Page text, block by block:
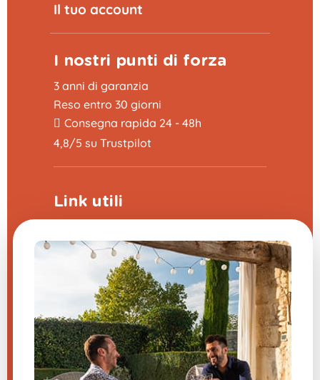
Il tuo account
I nostri punti di forza
3 anni di garanzia
Reso entro 30 giorni
Consegna rapida 24 - 48h
4,8/5 su Trustpilot
Link utili
La fiera delle domande frequenti
Note legali
Contattaci
Impostazioni cookie